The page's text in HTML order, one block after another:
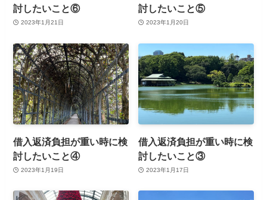
討したいこと⑥
2023年1月21日
討したいこと⑤
2023年1月20日
借入返済負担が重い時に検
討したいこと④
2023年1月19日
借入返済負担が重い時に検
討したいこと③
2023年1月17日